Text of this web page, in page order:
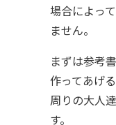
場合によっ
ません。
まずは参考
作ってあげ
周りの大人
す。